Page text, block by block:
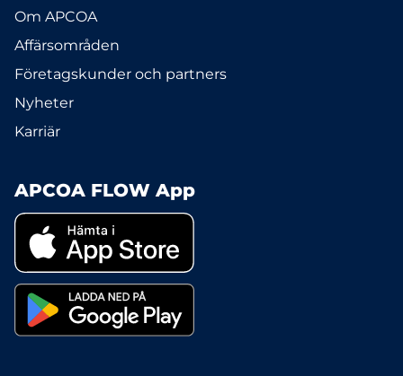
Om APCOA
Affärsområden
Företagskunder och partners
Nyheter
Karriär
APCOA FLOW App